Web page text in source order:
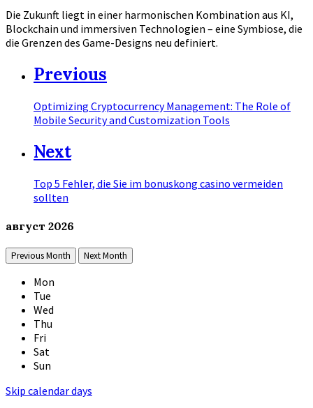
Die Zukunft liegt in einer harmonischen Kombination aus KI,
Blockchain und immersiven Technologien – eine Symbiose, die
die Grenzen des Game-Designs neu definiert.
Previous
Optimizing Cryptocurrency Management: The Role of
Mobile Security and Customization Tools
Next
Top 5 Fehler, die Sie im bonuskong casino vermeiden
sollten
август 2026
Previous Month Next Month
Mon
Tue
Wed
Thu
Fri
Sat
Sun
Skip calendar days